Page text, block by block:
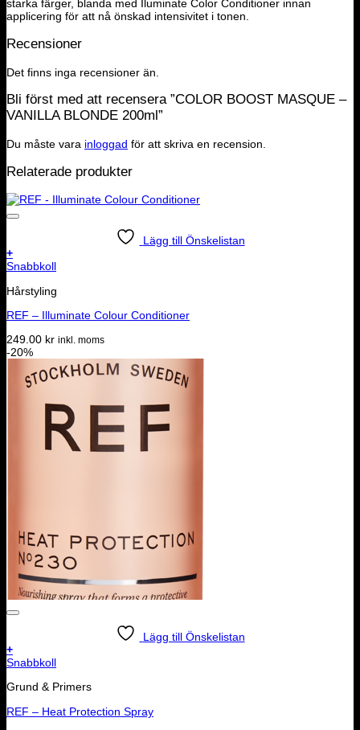
starka färger, blanda med Iluminate Color Conditioner innan
applicering för att nå önskad intensivitet i tonen.
Recensioner
Det finns inga recensioner än.
Bli först med att recensera ”COLOR BOOST MASQUE –
VANILLA BLONDE 200ml”
Du måste vara inloggad för att skriva en recension.
Relaterade produkter
Lägg till Önskelistan
+
Snabbkoll
Hårstyling
REF – Illuminate Colour Conditioner
249.00 kr inkl. moms
-20%
Lägg till Önskelistan
+
Snabbkoll
Grund & Primers
REF – Heat Protection Spray